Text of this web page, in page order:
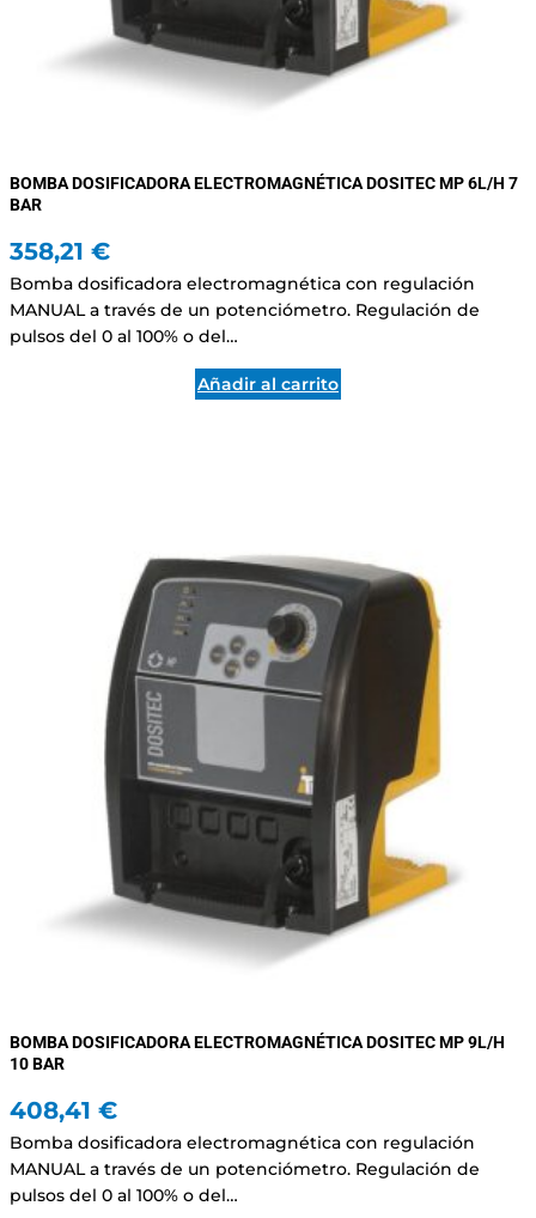
BOMBA DOSIFICADORA ELECTROMAGNÉTICA DOSITEC MP 6L/H 7
BAR
358,21 €
Bomba dosificadora electromagnética con regulación
MANUAL a través de un potenciómetro. Regulación de
pulsos del 0 al 100% o del…
Añadir al carrito
BOMBA DOSIFICADORA ELECTROMAGNÉTICA DOSITEC MP 9L/H
10 BAR
408,41 €
Bomba dosificadora electromagnética con regulación
MANUAL a través de un potenciómetro. Regulación de
pulsos del 0 al 100% o del…